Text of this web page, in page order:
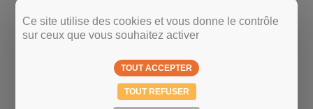
Ce site utilise des cookies et vous donne le contrôle
sur ceux que vous souhaitez activer
TOUT ACCEPTER
TOUT REFUSER